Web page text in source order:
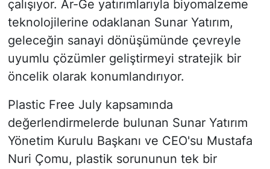
çalışıyor. Ar-Ge yatırımlarıyla biyomalzeme
teknolojilerine odaklanan Sunar Yatırım,
geleceğin sanayi dönüşümünde çevreyle
uyumlu çözümler geliştirmeyi stratejik bir
öncelik olarak konumlandırıyor.
Plastic Free July kapsamında
değerlendirmelerde bulunan Sunar Yatırım
Yönetim Kurulu Başkanı ve CEO'su Mustafa
Nuri Çomu, plastik sorununun tek bir